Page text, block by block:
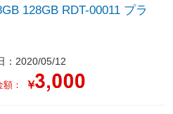
128GB RDT-00011 プラ
：2020/05/12
： ￥